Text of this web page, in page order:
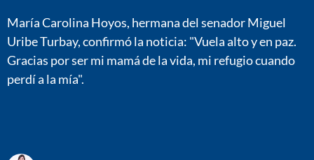
María Carolina Hoyos, hermana del senador Miguel
Uribe Turbay, confirmó la noticia: "Vuela alto y en paz.
Gracias por ser mi mamá de la vida, mi refugio cuando
perdí a la mía".